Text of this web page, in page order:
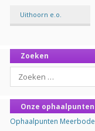
Uithoorn e.o.
Zoeken
Search
Onze ophaalpunten
Ophaalpunten Meerbode